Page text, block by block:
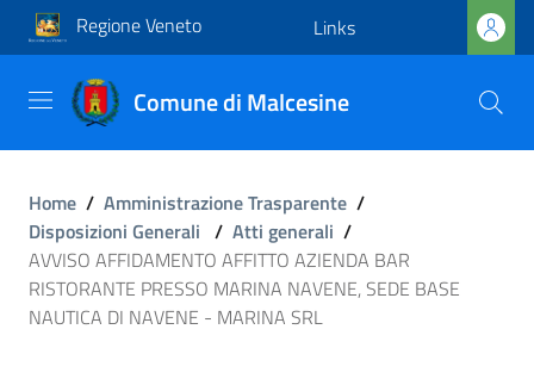
Regione Veneto Links
Comune di Malcesine
Home / Amministrazione Trasparente /
Disposizioni Generali / Atti generali /
AVVISO AFFIDAMENTO AFFITTO AZIENDA BAR
RISTORANTE PRESSO MARINA NAVENE, SEDE BASE
NAUTICA DI NAVENE - MARINA SRL